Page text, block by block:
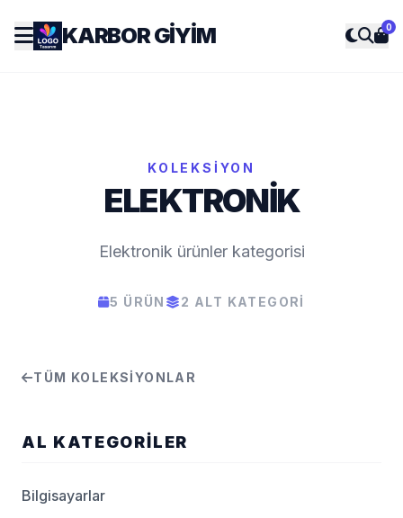
KARBOR GIYIM 0
KOLEKSIYON
ELEKTRONIK
Elektronik ürünler kategorisi
5 ÜRÜN 2 ALT KATEGORI
TÜM KOLEKSIYONLAR
AL KATEGORILER
Bilgisayarlar